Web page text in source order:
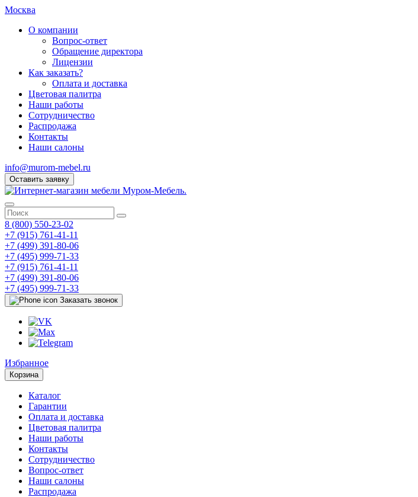
Москва
О компании
Вопрос-ответ
Обращение директора
Лицензии
Как заказать?
Оплата и доставка
Цветовая палитра
Наши работы
Сотрудничество
Распродажа
Контакты
Наши салоны
info@murom-mebel.ru
Оставить заявку
8 (800) 550-23-02
+7 (915) 761-41-11
+7 (499) 391-80-06
+7 (495) 999-71-33
+7 (915) 761-41-11
+7 (499) 391-80-06
+7 (495) 999-71-33
Заказать звонок
Избранное
Корзина
Каталог
Гарантии
Оплата и доставка
Цветовая палитра
Наши работы
Контакты
Сотрудничество
Вопрос-ответ
Наши салоны
Распродажа